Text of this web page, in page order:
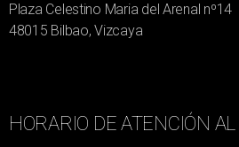
Plaza Celestino Maria del Arenal nº14
48015 Bilbao, Vizcaya
HORARIO DE ATENCIÓN